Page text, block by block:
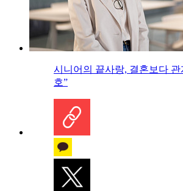
시니어의 끝사랑, 결혼보다 관
호”